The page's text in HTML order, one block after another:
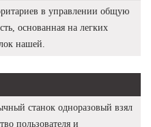
в управлении общую
основанная на легких
нашей.
станок одноразовый взял
пользователя и